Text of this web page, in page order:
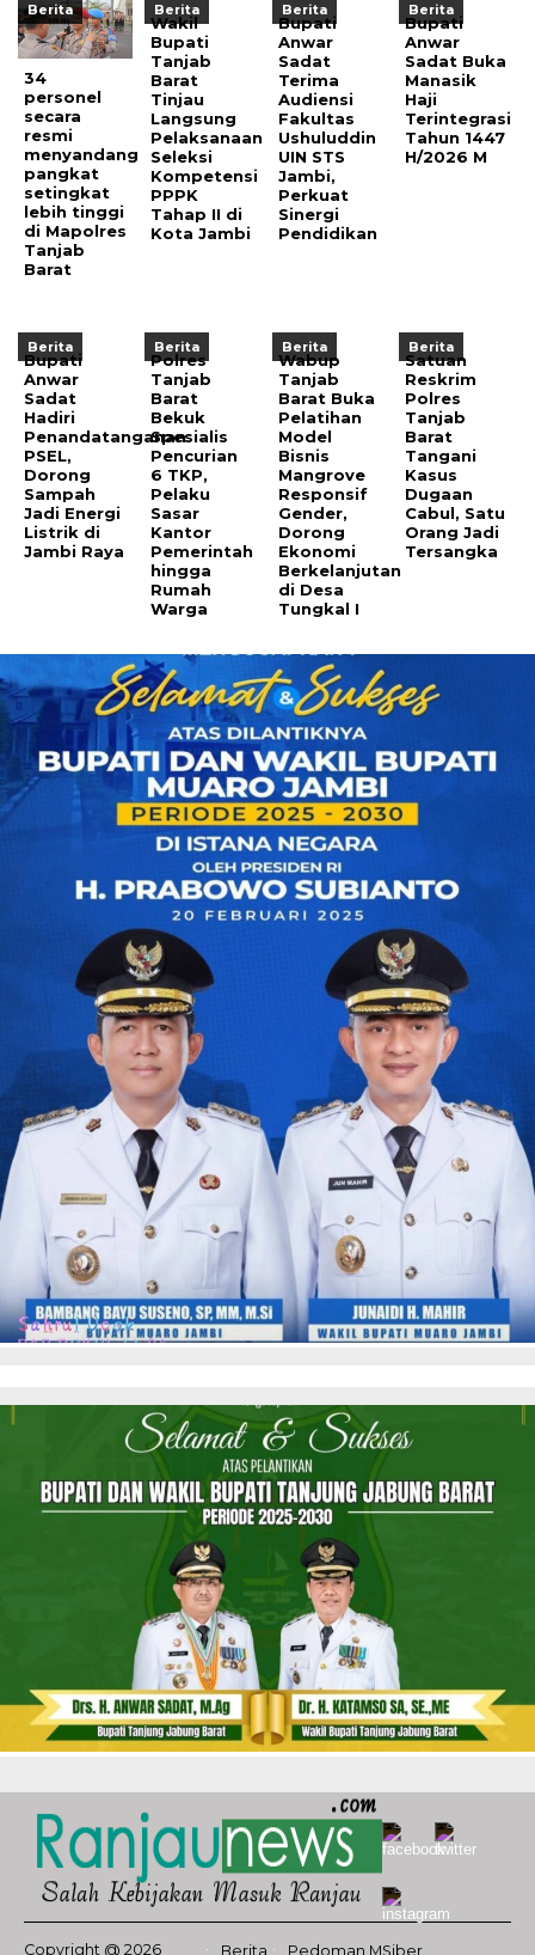
Berita
34
personel
secara
resmi
menyandang
pangkat
setingkat
lebih tinggi
di Mapolres
Tanjab
Barat
Berita
Wakil
Bupati
Tanjab
Barat
Tinjau
Langsung
Pelaksanaan
Seleksi
Kompetensi
PPPK
Tahap II di
Kota Jambi
Berita
Bupati
Anwar
Sadat
Terima
Audiensi
Fakultas
Ushuluddin
UIN STS
Jambi,
Perkuat
Sinergi
Pendidikan
Berita
Bupati
Anwar
Sadat Buka
Manasik
Haji
Terintegrasi
Tahun 1447
H/2026 M
Berita
Bupati
Anwar
Sadat
Hadiri
Penandatanganan
PSEL,
Dorong
Sampah
Jadi Energi
Listrik di
Jambi Raya
Berita
Polres
Tanjab
Barat
Bekuk
Spesialis
Pencurian
6 TKP,
Pelaku
Sasar
Kantor
Pemerintah
hingga
Rumah
Warga
Berita
Wabup
Tanjab
Barat Buka
Pelatihan
Model
Bisnis
Mangrove
Responsif
Gender,
Dorong
Ekonomi
Berkelanjutan
di Desa
Tungkal I
Berita
Satuan
Reskrim
Polres
Tanjab
Barat
Tangani
Kasus
Dugaan
Cabul, Satu
Orang Jadi
Tersangka
Copyright @ 2026 Berita Pedoman MSiber